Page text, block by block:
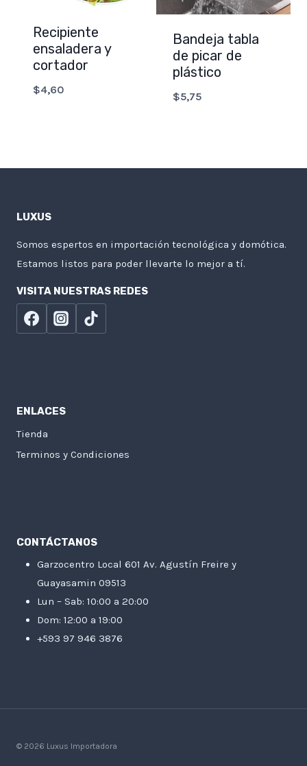
Recipiente
ensaladera y
cortador
$4,60
Bandeja tabla
de picar de
plástico
$5,75
LUXUS
Somos espertos en importación tecnológica y domótica.
Estamos listos para poder llevarte lo mejor a tí.
VISITA NUESTRAS REDES
ENLACES
Tienda
Terminos y Condiciones
CONTÁCTANOS
Garzocentro Local 601 Av. Agustín Freire y
Guayasamin 09513
Lun – Sab: 10:00 a 20:00
Dom: 12:00 a 19:00
+593 97 946 3876
© 2026 Luxus Importadora